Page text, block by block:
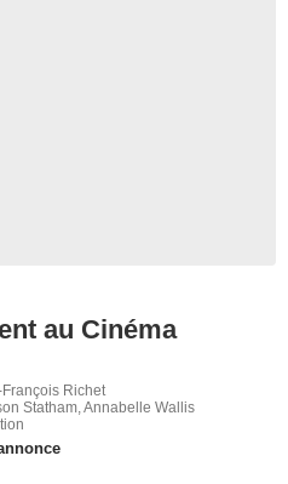
au Cinéma
Richet
Statham, Annabelle Wallis